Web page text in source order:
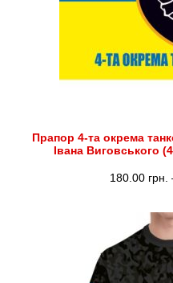
Прапор 4-та окрема
Івана Виговського
180.00 грн.